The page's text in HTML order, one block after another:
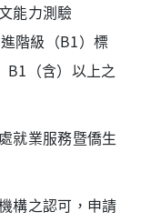
能力測驗
階級（B1）標
B1（含）以上之
就業服務暨僑生
構之認可，申請